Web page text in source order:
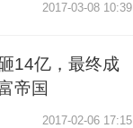
2017-03-08 10:39
14亿，最终成
帝国
2017-02-06 17:15